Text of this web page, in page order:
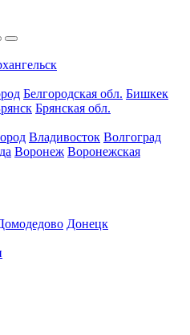
Белгородская обл. Бишкек
Брянская обл.
Владивосток Волгоград
Воронеж Воронежская
Донецк